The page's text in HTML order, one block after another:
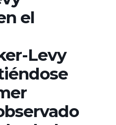
el
Levy